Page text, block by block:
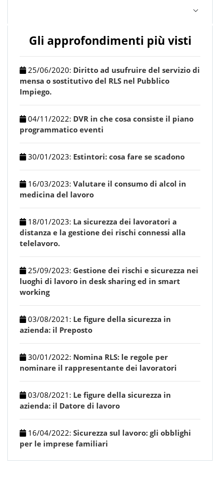
Gli approfondimenti più visti
25/06/2020: Diritto ad usufruire del servizio di
mensa o sostitutivo del RLS nel Pubblico
Impiego.
04/11/2022: DVR in che cosa consiste il piano
programmatico eventi
30/01/2023: Estintori: cosa fare se scadono
16/03/2023: Valutare il consumo di alcol in
medicina del lavoro
18/01/2023: La sicurezza dei lavoratori a
distanza e la gestione dei rischi connessi alla
telelavoro.
25/09/2023: Gestione dei rischi e sicurezza nei
luoghi di lavoro in desk sharing ed in smart
working
03/08/2021 : Le figure della sicurezza in
azienda: il Preposto
30/01/2022: Nomina RLS: le regole per
nominare il rappresentante dei lavoratori
03/08/2021 : Le figure della sicurezza in
azienda: il Datore di lavoro
16/04/2022: Sicurezza sul lavoro: gli obblighi
per le imprese familiari